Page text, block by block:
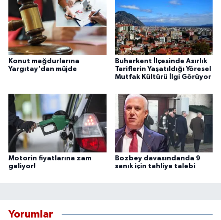
Konut mağdurlarına
Yargıtay'dan müjde
Buharkent İlçesinde Asırlık
Tariflerin Yaşatıldığı Yöresel
Mutfak Kültürü İlgi Görüyor
Motorin fiyatlarına zam
geliyor!
Bozbey davasındanda 9
sanık için tahliye talebi
Yorumlar